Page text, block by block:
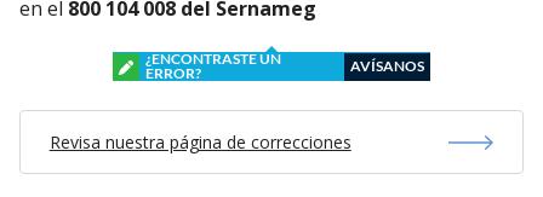
en el 800 104 008 del Sernameg
¿ENCONTRASTE UN
ERROR?
AVÍSANOS
Revisa nuestra página de correcciones